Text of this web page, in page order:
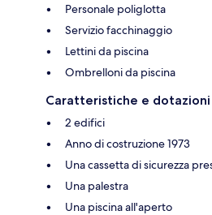
Personale poliglotta
Servizio facchinaggio
Lettini da piscina
Ombrelloni da piscina
Caratteristiche e dotazioni
2 edifici
Anno di costruzione 1973
Una cassetta di sicurezza
Una palestra
Una piscina all'aperto